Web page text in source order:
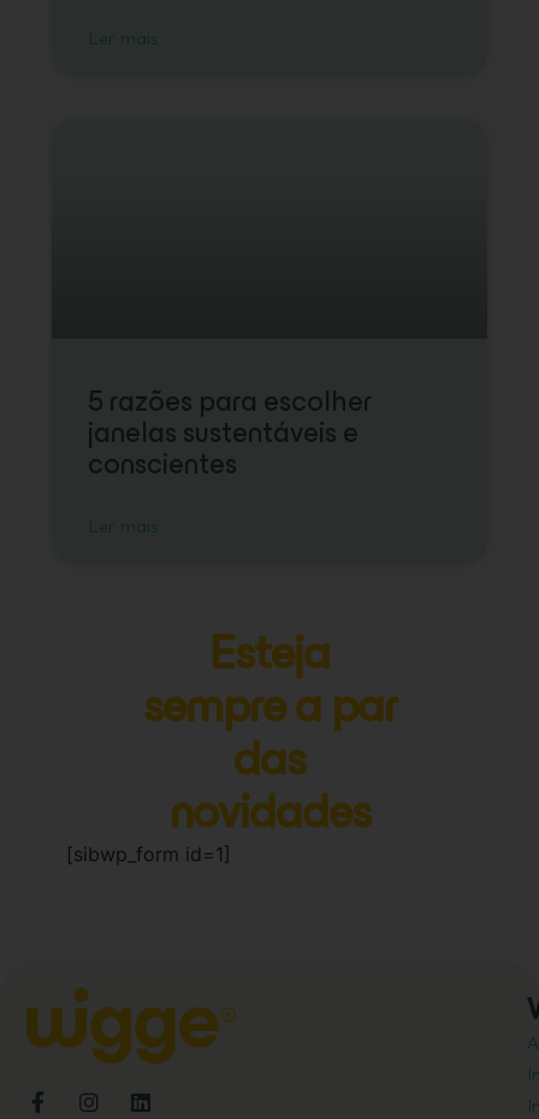
Ler mais
5 razões para escolher
janelas sustentáveis e
conscientes
Ler mais
Esteja
sempre a par
das
novidades
[sibwp_form id=1]